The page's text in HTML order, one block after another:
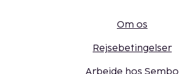
Om os
Rejsebetingelser